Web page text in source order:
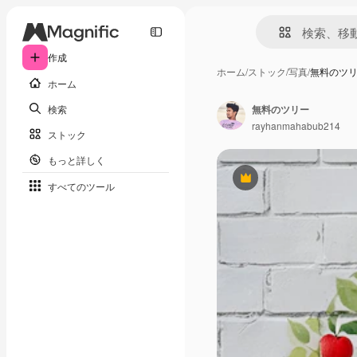
作成
ホーム
検索
ストック
もっと詳しく
すべてのツール
ホーム/ストック/写真/無料のツ
Premium
無料のツリー
rayhanmahabub214